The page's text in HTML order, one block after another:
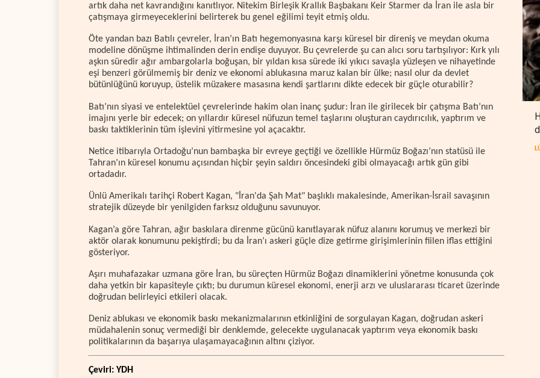
artık daha net kavrandığını kanıtlıyor. Nitekim Birleşik Krallık Başbakanı Keir Starmer da İran ile asla bir
çatışmaya girmeyeceklerini belirterek bu genel eğilimi teyit etmiş oldu.
Öte yandan bazı Batılı çevreler, İran’ın Batı hegemonyasına karşı küresel bir direniş ve meydan okuma
modeline dönüşme ihtimalinden derin endişe duyuyor. Bu çevrelerde şu can alıcı soru tartışılıyor: Kırk yılı
aşkın süredir ağır ambargolarla boğuşan, bir yıldan kısa sürede iki yıkıcı savaşla yüzleşen ve nihayetinde
eşi benzeri görülmemiş bir deniz ve ekonomi ablukasına maruz kalan bir ülke; nasıl olur da devlet
bütünlüğünü koruyup, üstelik müzakere masasına kendi şartlarını dikte edecek bir güçle oturabilir?
Batı’nın siyasi ve entelektüel çevrelerinde hakim olan inanç şudur: İran ile girilecek bir çatışma Batı’nın
imajını yerle bir edecek; on yıllardır küresel nüfuzun temel taşlarını oluşturan caydırıcılık, yaptırım ve
baskı taktiklerinin tüm işlevini yitirmesine yol açacaktır.
Netice itibarıyla Ortadoğu’nun bambaşka bir evreye geçtiği ve özellikle Hürmüz Boğazı’nın statüsü ile
Tahran’ın küresel konumu açısından hiçbir şeyin saldırı öncesindeki gibi olmayacağı artık gün gibi
ortadadır.
Ünlü Amerikalı tarihçi Robert Kagan, "İran'da Şah Mat" başlıklı makalesinde, Amerikan-İsrail savaşının
stratejik düzeyde bir yenilgiden farksız olduğunu savunuyor.
Kagan’a göre Tahran, ağır baskılara direnme gücünü kanıtlayarak nüfuz alanını korumuş ve merkezi bir
aktör olarak konumunu pekiştirdi; bu da İran’ı askeri güçle dize getirme girişimlerinin fiilen iflas ettiğini
gösteriyor.
Aşırı muhafazakar uzmana göre İran, bu süreçten Hürmüz Boğazı dinamiklerini yönetme konusunda çok
daha yetkin bir kapasiteyle çıktı; bu durumun küresel ekonomi, enerji arzı ve uluslararası ticaret üzerinde
doğrudan belirleyici etkileri olacak.
Deniz ablukası ve ekonomik baskı mekanizmalarının etkinliğini de sorgulayan Kagan, doğrudan askeri
müdahalenin sonuç vermediği bir denklemde, gelecekte uygulanacak yaptırım veya ekonomik baskı
politikalarının da başarıya ulaşamayacağının altını çiziyor.
Çeviri: YDH